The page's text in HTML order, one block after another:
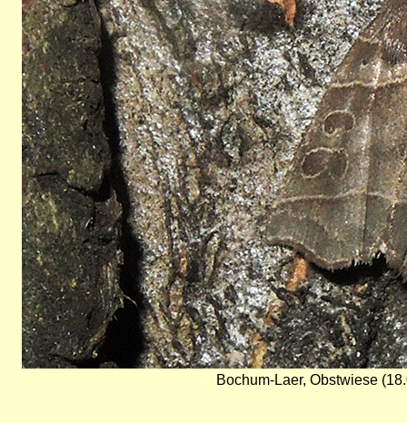
Bochum-Laer, Obstwiese